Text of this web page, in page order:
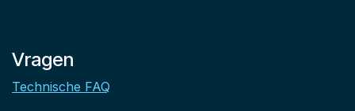
Vragen
Technische FAQ